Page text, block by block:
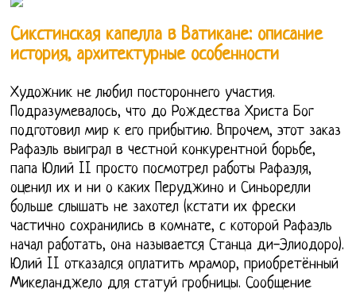
Сикстинская капелла в Ватикане: описание
история, архитектурные особенности
Художник не любил постороннего участия.
Подразумевалось, что до Рождества Христа Бог
подготовил мир к его прибытию. Впрочем, этот заказ
Рафаэль выиграл в честной конкурентной борьбе,
папа Юлий II просто посмотрел работы Рафаэля,
оценил их и ни о каких Перуджино и Синьорелли
больше слышать не захотел (кстати их фрески
частично сохранились в комнате, с которой Рафаэль
начал работать, она называется Станца ди-Элиодоро).
Юлий II отказался оплатить мрамор, приобретённый
Микеланджело для статуй гробницы. Сообщение